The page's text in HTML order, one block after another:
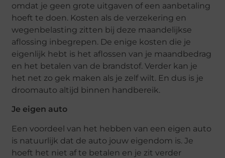
omdat je geen grote uitgaven of een aanbetaling
hoeft te doen. Kosten als de verzekering en
wegenbelasting zitten bij deze maandelijkse
aflossing inbegrepen. De enige kosten die je
eigenlijk hebt is het aflossen van je maandbedrag
en het betalen van de brandstof. Verder kan je
het net zo gek maken als je zelf wilt. En dus is je
droomauto altijd binnen handbereik.
Je eigen auto
Een voordeel van het hebben van een eigen auto
is natuurlijk dat de auto jouw eigendom is. Je
hoeft het niet af te betalen en je zit verder